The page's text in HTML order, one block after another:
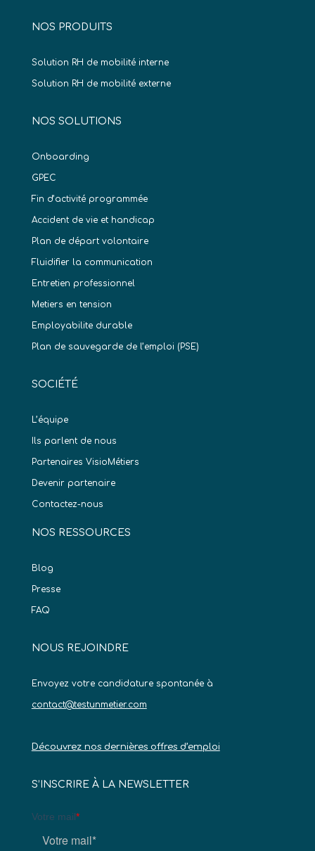
NOS PRODUITS
Solution RH de mobilité interne
Solution RH de mobilité externe
NOS SOLUTIONS
Onboarding
GPEC
Fin d’activité programmée
Accident de vie et handicap
Plan de départ volontaire
Fluidifier la communication
Entretien professionnel
Metiers en tension
Employabilite durable
Plan de sauvegarde de l’emploi (PSE)
SOCIÉTÉ
L’équipe
Ils parlent de nous
Partenaires VisioMétiers
Devenir partenaire
Contactez-nous
NOS RESSOURCES
Blog
Presse
FAQ
NOUS REJOINDRE
Envoyez votre candidature spontanée à
contact@testunmetier.com
Découvrez nos dernières offres d’emploi
S’INSCRIRE À LA NEWSLETTER